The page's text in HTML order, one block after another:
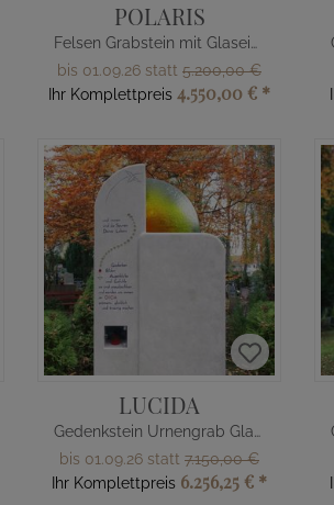
POLARIS
Felsen Grabstein mit Glaseinsatz Sonne
bis 01.09.26 statt 5.200,00 €
Ihr Komplettpreis 4.550,00 € *
LUCIDA
Gedenkstein Urnengrab Glas & Grablicht
bis 01.09.26 statt 7.150,00 €
Ihr Komplettpreis 6.256,25 € *